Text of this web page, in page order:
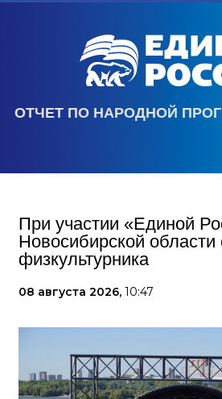
ОТЧЕТ ПО НАРОДНОЙ
При участии «Единой
Новосибирской
физкультурника
08 августа 2026, 10:47